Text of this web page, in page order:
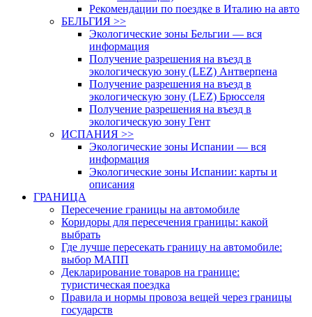
Рекомендации по поездке в Италию на авто
БЕЛЬГИЯ >>
Экологические зоны Бельгии — вся
информация
Получение разрешения на въезд в
экологическую зону (LEZ) Антверпена
Получение разрешения на въезд в
экологическую зону (LEZ) Брюсселя
Получение разрешения на въезд в
экологическую зону Гент
ИСПАНИЯ >>
Экологические зоны Испании — вся
информация
Экологические зоны Испании: карты и
описания
ГРАНИЦА
Пересечение границы на автомобиле
Коридоры для пересечения границы: какой
выбрать
Где лучше пересекать границу на автомобиле:
выбор МАПП
Декларирование товаров на границе:
туристическая поездка
Правила и нормы провоза вещей через границы
государств